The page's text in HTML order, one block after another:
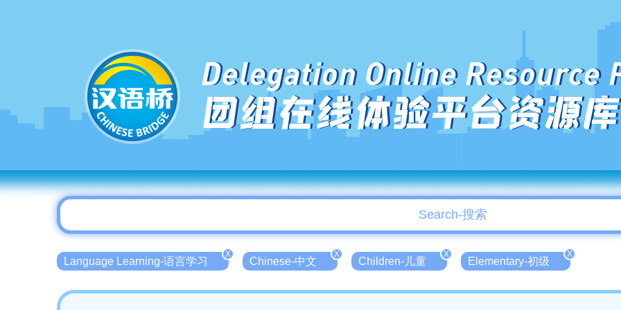
Delegation Online Resource
团组在线体验平台资源库
Language Learning-语言学习
X
Chinese-中文
X
Children-儿童
X
Elementary-初级
X